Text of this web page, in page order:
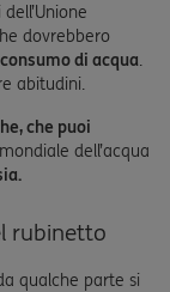
dovrebbero
di acqua.
abitudini.
che puoi
dell’acqua
rubinetto
qualche parte si